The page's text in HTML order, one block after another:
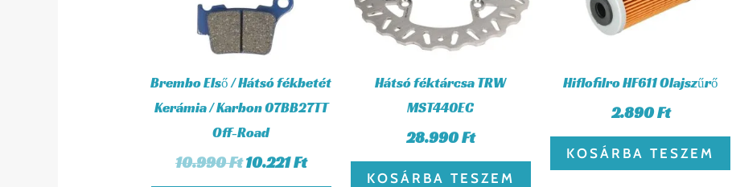
Brembo Első / Hátsó fékbetét
Kerámia / Karbon 07BB27TT
Off-Road
10.990Ft 10.221Ft
Hátsó féktárcsa TRW
MST440EC
28.990Ft
KOSÁRBA TESZEM
Hiflofilro HF611 Olajszűrő
2.890Ft
KOSÁRBA TESZEM